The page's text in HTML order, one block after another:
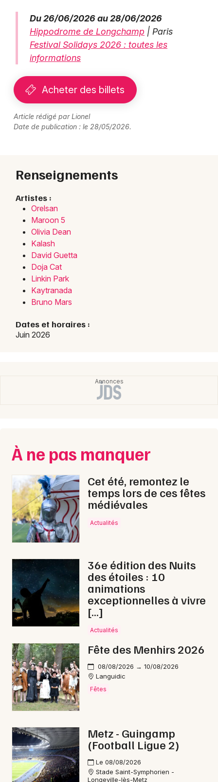
Du 26/06/2026 au 28/06/2026
Hippodrome de Longchamp | Paris
Festival Solidays 2026 : toutes les
informations
Acheter des billets
Article rédigé par Lionel
Date de publication : le 28/05/2026.
Renseignements
Artistes :
Orelsan
Maroon 5
Olivia Dean
Kalash
David Guetta
Doja Cat
Linkin Park
Kaytranada
Bruno Mars
Dates et horaires :
Juin 2026
À ne pas manquer
Cet été, remontez le
temps lors de ces fêtes
médiévales
Actualités
36e édition des Nuits
des étoiles : 10
animations
exceptionnelles à vivre
[…]
Actualités
Fête des Menhirs 2026
08/08/2026 → 10/08/2026
Languidic
Fêtes
Metz - Guingamp
(Football Ligue 2)
Le 08/08/2026
Stade Saint-Symphorien -
Longeville-lès-Metz